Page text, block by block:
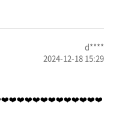
d****
2024-12-18 15:29